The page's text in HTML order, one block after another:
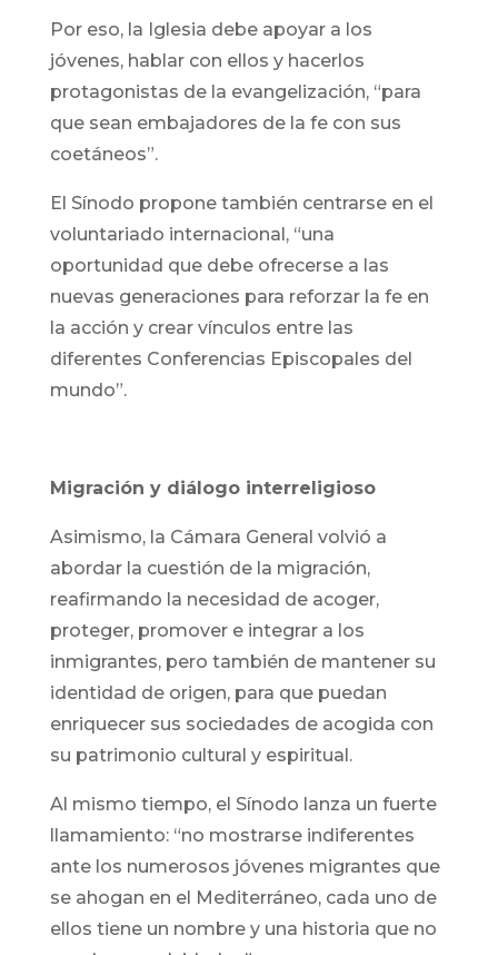
Por eso, la Iglesia debe apoyar a los
jóvenes, hablar con ellos y hacerlos
protagonistas de la evangelización, “para
que sean embajadores de la fe con sus
coetáneos”.
El Sínodo propone también centrarse en el
voluntariado internacional, “una
oportunidad que debe ofrecerse a las
nuevas generaciones para reforzar la fe en
la acción y crear vínculos entre las
diferentes Conferencias Episcopales del
mundo”.
Migración y diálogo interreligioso
Asimismo, la Cámara General volvió a
abordar la cuestión de la migración,
reafirmando la necesidad de acoger,
proteger, promover e integrar a los
inmigrantes, pero también de mantener su
identidad de origen, para que puedan
enriquecer sus sociedades de acogida con
su patrimonio cultural y espiritual.
Al mismo tiempo, el Sínodo lanza un fuerte
llamamiento: “no mostrarse indiferentes
ante los numerosos jóvenes migrantes que
se ahogan en el Mediterráneo, cada uno de
ellos tiene un nombre y una historia que no